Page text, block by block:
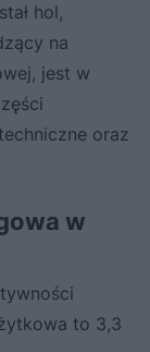
hol,
na
jest w
oraz
w
to 3,3